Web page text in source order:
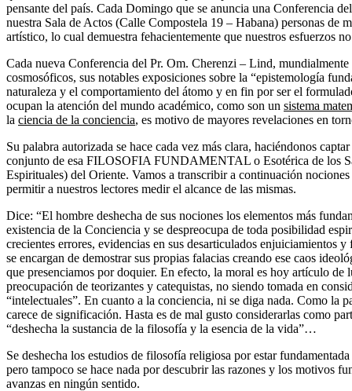
pensante del país. Cada Domingo que se anuncia una Conferencia
nuestra Sala de Actos (Calle Compostela 19 – Habana) personas de
artístico, lo cual demuestra fehacientemente que nuestros esfuerzos
Cada nueva Conferencia del Pr. Om. Cherenzi – Lind,
cosmosóficos, sus notables exposiciones sobre la “epistemología
naturaleza y el comportamiento del átomo y en fin por ser el
ocupan la atención del mundo académico, como son un sistema
la ciencia de la conciencia, es motivo de mayores revelaciones en
Su palabra autorizada se hace cada vez más clara, haciéndonos
conjunto de esa FILOSOFIA FUNDAMENTAL o Esotérica de los
Espirituales) del Oriente. Vamos a transcribir a continuación nociones
permitir a nuestros lectores medir el alcance de las mismas.
Dice: “El hombre deshecha de sus nociones los elementos más
existencia de la Conciencia y se despreocupa de toda posibilidad
crecientes errores, evidencias en sus desarticulados enjuiciamientos
se encargan de demostrar sus propias falacias creando ese caos
que presenciamos por doquier. En efecto, la moral es hoy artículo de
preocupación de teorizantes y catequistas, no siendo tomada en
“intelectuales”. En cuanto a la conciencia, ni se diga nada. Como la
carece de significación. Hasta es de mal gusto considerarlas como
“deshecha la sustancia de la filosofía y la esencia de la vida”…
Se deshecha los estudios de filosofía religiosa por estar
pero tampoco se hace nada por descubrir las razones y los motivos
avanzas en ningún sentido.